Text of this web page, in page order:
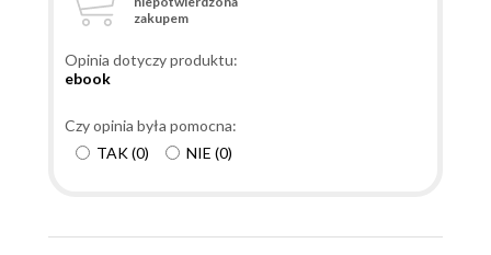
zakupem
Opinia dotyczy produktu:
ebook
Czy opinia była pomocna:
TAK(0) NIE (0)